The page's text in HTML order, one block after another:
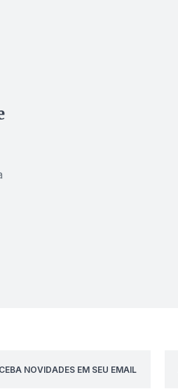
NOVIDADES EM SEU EMAIL